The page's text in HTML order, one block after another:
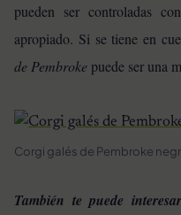
pueden ser controladas
apropiado. Si se tiene en
de Pembroke puede ser una
Corgi galés de Pembroke
También te puede